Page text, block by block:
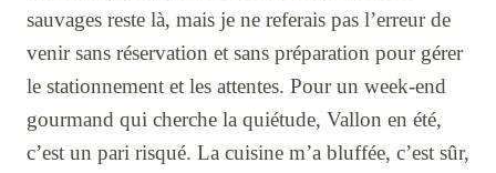
sauvages reste là, mais je ne referais pas l’erreur de
venir sans réservation et sans préparation pour gérer
le stationnement et les attentes. Pour un week-end
gourmand qui cherche la quiétude, Vallon en été,
c’est un pari risqué. La cuisine m’a bluffée, c’est sûr,